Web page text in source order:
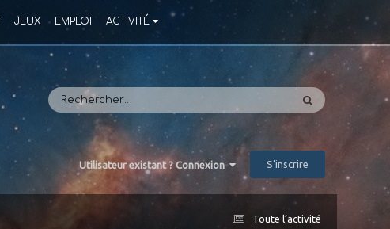
JEUX EMPLOI ACTIVITÉ
Utilisateur existant ? Connexion S’inscrire
Toute l’activité